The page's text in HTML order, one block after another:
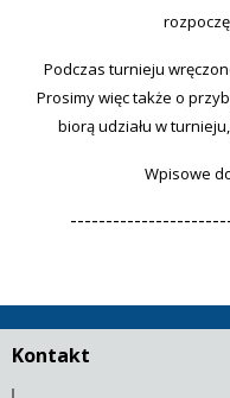
Podczas turnieju
Prosimy więc także o
biorą udziału w
Wpisowe
Kontakt